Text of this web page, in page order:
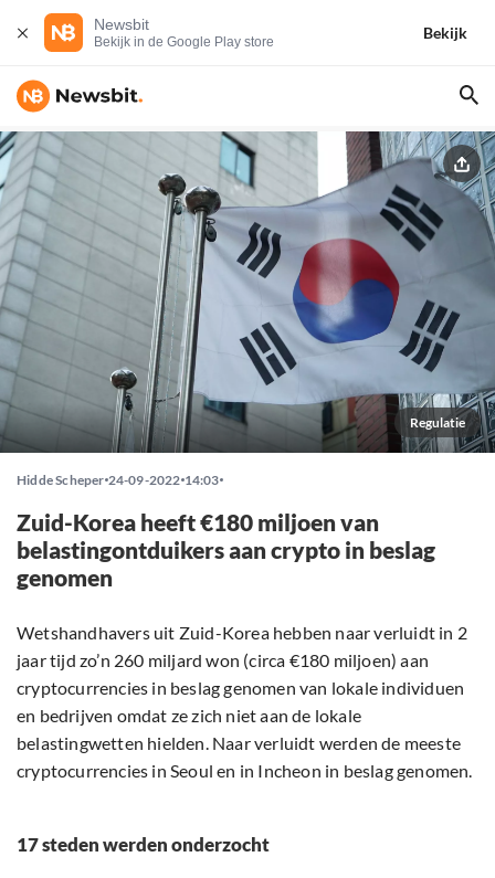
Newsbit
Bekijk in de Google Play store
Bekijk
Regulatie
Hidde Scheper 24-09-2022 14:03
Zuid-Korea heeft €180 miljoen van
belastingontduikers aan crypto in beslag
genomen
Wetshandhavers uit Zuid-Korea hebben naar verluidt in 2
jaar tijd zo’n 260 miljard won (circa €180 miljoen) aan
cryptocurrencies in beslag genomen van lokale individuen
en bedrijven omdat ze zich niet aan de lokale
belastingwetten hielden. Naar verluidt werden de meeste
cryptocurrencies in Seoul en in Incheon in beslag genomen.
17 steden werden onderzocht